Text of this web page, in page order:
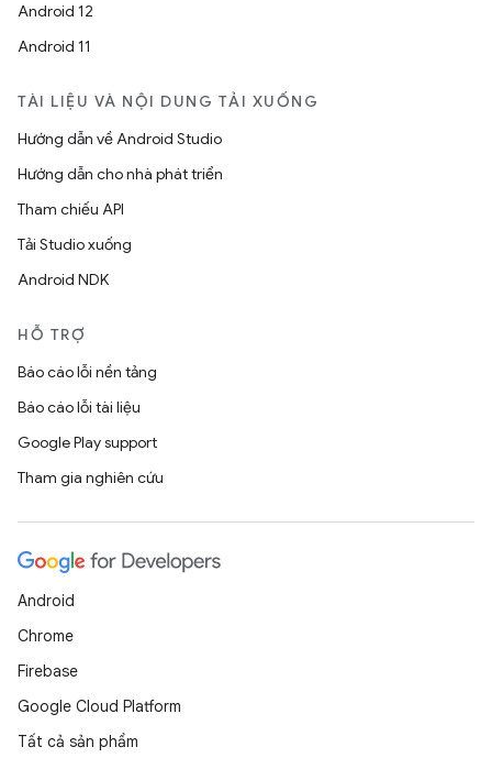
Android 12
Android 11
TÀI LIỆU VÀ NỘI DUNG TẢI XUỐNG
Hướng dẫn về Android Studio
Hướng dẫn cho nhà phát triển
Tham chiếu API
Tải Studio xuống
Android NDK
HỖ TRỢ
Báo cáo lỗi nền tảng
Báo cáo lỗi tài liệu
Google Play support
Tham gia nghiên cứu
Android
Chrome
Firebase
Google Cloud Platform
Tất cả sản phẩm